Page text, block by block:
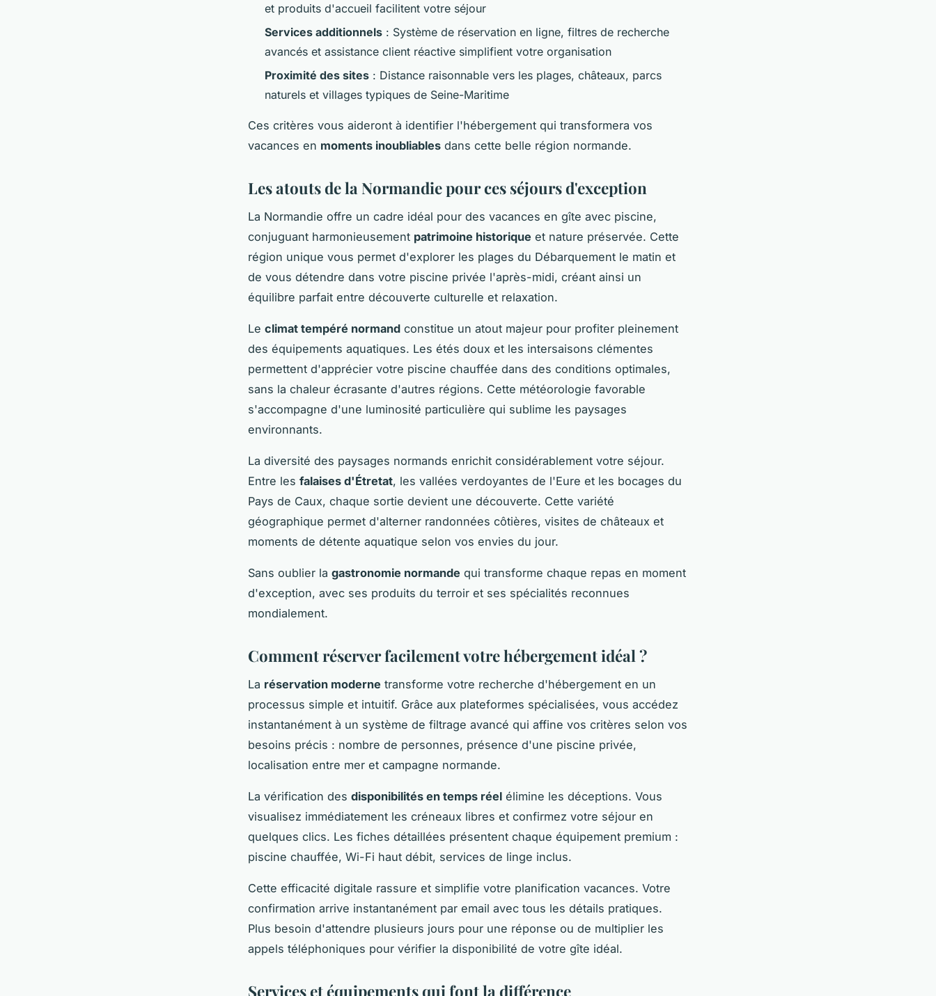
et produits d'accueil facilitent votre séjour
Services additionnels : Système de réservation en ligne, filtres de recherche
avancés et assistance client réactive simplifient votre organisation
Proximité des sites : Distance raisonnable vers les plages, châteaux, parcs
naturels et villages typiques de Seine-Maritime
Ces critères vous aideront à identifier l'hébergement qui transformera vos
vacances en moments inoubliables dans cette belle région normande.
Les atouts de la Normandie pour ces séjours d'exception
La Normandie offre un cadre idéal pour des vacances en gîte avec piscine,
conjuguant harmonieusement patrimoine historique et nature préservée. Cette
région unique vous permet d'explorer les plages du Débarquement le matin et
de vous détendre dans votre piscine privée l'après-midi, créant ainsi un
équilibre parfait entre découverte culturelle et relaxation.
Le climat tempéré normand constitue un atout majeur pour profiter pleinement
des équipements aquatiques. Les étés doux et les intersaisons clémentes
permettent d'apprécier votre piscine chauffée dans des conditions optimales,
sans la chaleur écrasante d'autres régions. Cette météorologie favorable
s'accompagne d'une luminosité particulière qui sublime les paysages
environnants.
La diversité des paysages normands enrichit considérablement votre séjour.
Entre les falaises d'Étretat, les vallées verdoyantes de l'Eure et les bocages du
Pays de Caux, chaque sortie devient une découverte. Cette variété
géographique permet d'alterner randonnées côtières, visites de châteaux et
moments de détente aquatique selon vos envies du jour.
Sans oublier la gastronomie normande qui transforme chaque repas en moment
d'exception, avec ses produits du terroir et ses spécialités reconnues
mondialement.
Comment réserver facilement votre hébergement idéal ?
La réservation moderne transforme votre recherche d'hébergement en un
processus simple et intuitif. Grâce aux plateformes spécialisées, vous accédez
instantanément à un système de filtrage avancé qui affine vos critères selon vos
besoins précis : nombre de personnes, présence d'une piscine privée,
localisation entre mer et campagne normande.
La vérification des disponibilités en temps réel élimine les déceptions. Vous
visualisez immédiatement les créneaux libres et confirmez votre séjour en
quelques clics. Les fiches détaillées présentent chaque équipement premium :
piscine chauffée, Wi-Fi haut débit, services de linge inclus.
Cette efficacité digitale rassure et simplifie votre planification vacances. Votre
confirmation arrive instantanément par email avec tous les détails pratiques.
Plus besoin d'attendre plusieurs jours pour une réponse ou de multiplier les
appels téléphoniques pour vérifier la disponibilité de votre gîte idéal.
Services et équipements qui font la différence